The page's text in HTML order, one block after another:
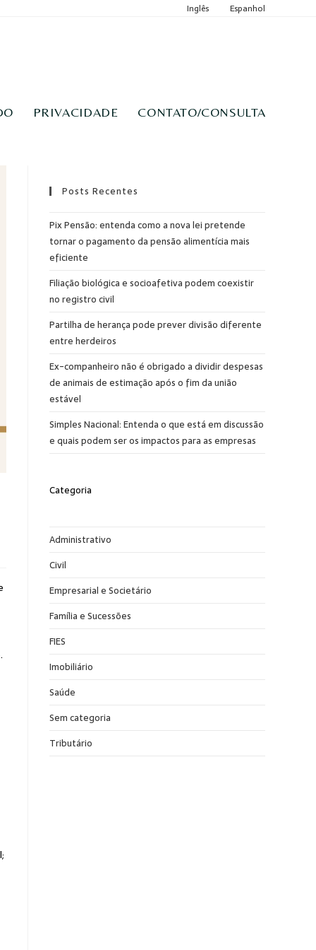
Inglês Espanhol
PRIVACIDADE CONTATO/CONSULTA
Posts Recentes
Pix Pensão: entenda como a nova lei pretende
tornar o pagamento da pensão alimentícia mais
eficiente
Filiação biológica e socioafetiva podem coexistir
no registro civil
Partilha de herança pode prever divisão diferente
entre herdeiros
Ex-companheiro não é obrigado a dividir despesas
de animais de estimação após o fim da união
estável
Simples Nacional: Entenda o que está em discussão
e quais podem ser os impactos para as empresas
Categoria
Administrativo
Civil
Empresarial e Societário
Família e Sucessões
FIES
Imobiliário
Saúde
Sem categoria
Tributário